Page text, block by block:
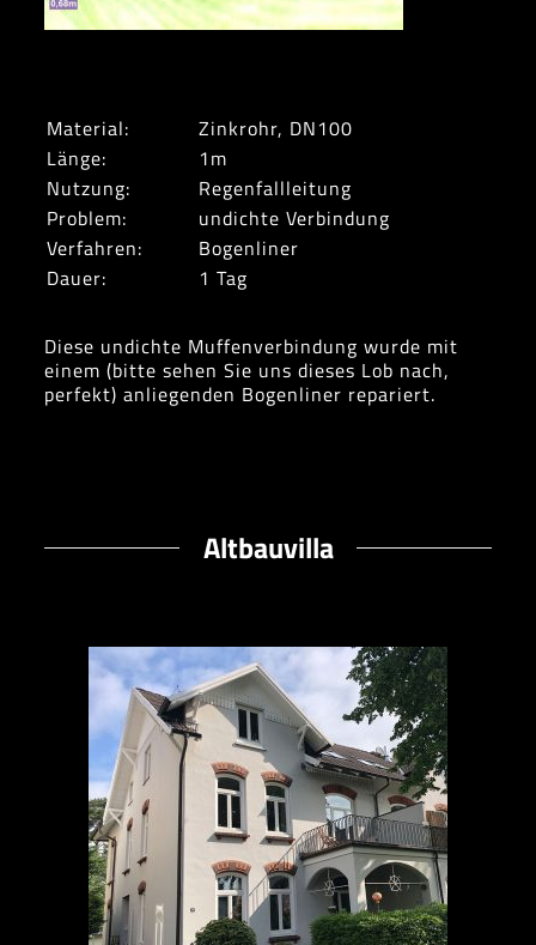
Material:
Zinkrohr, DN100
Länge:
1m
Nutzung:
Regenfallleitung
Problem:
undichte Verbindung
Verfahren:
Bogenliner
Dauer:
1 Tag
Diese undichte Muffenverbindung wurde mit
einem (bitte sehen Sie uns dieses Lob nach,
perfekt) anliegenden Bogenliner repariert.
Altbauvilla